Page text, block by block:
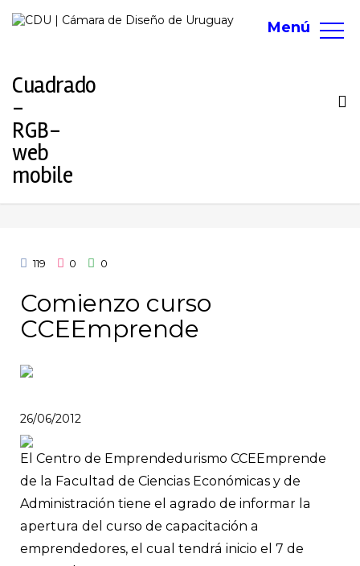
119 0 0
Comienzo curso
CCEEmprende
26/06/2012
El Centro de Emprendedurismo CCEEmprende
de la Facultad de Ciencias Económicas y de
Administración tiene el agrado de informar la
apertura del curso de capacitación a
emprendedores, el cual tendrá inicio el 7 de
Menú